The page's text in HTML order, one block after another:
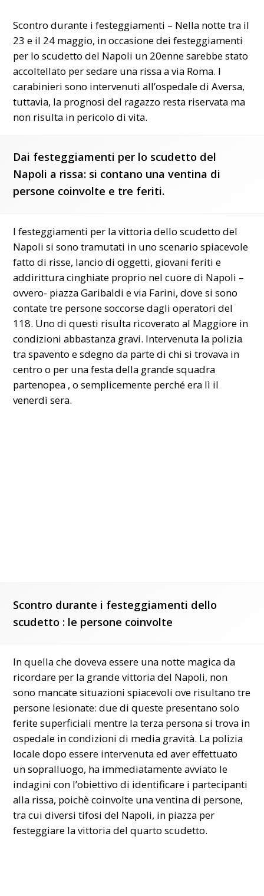
Scontro durante i festeggiamenti – Nella notte tra il
23 e il 24 maggio, in occasione dei festeggiamenti
per lo scudetto del Napoli un 20enne sarebbe stato
accoltellato per sedare una rissa a via Roma. I
carabinieri sono intervenuti all’ospedale di Aversa,
tuttavia, la prognosi del ragazzo resta riservata ma
non risulta in pericolo di vita.
Dai festeggiamenti per lo scudetto del
Napoli a rissa: si contano una ventina di
persone coinvolte e tre feriti.
I festeggiamenti per la vittoria dello scudetto del
Napoli si sono tramutati in uno scenario spiacevole
fatto di risse, lancio di oggetti, giovani feriti e
addirittura cinghiate proprio nel cuore di Napoli –
ovvero- piazza Garibaldi e via Farini, dove si sono
contate tre persone soccorse dagli operatori del
118. Uno di questi risulta ricoverato al Maggiore in
condizioni abbastanza gravi. Intervenuta la polizia
tra spavento e sdegno da parte di chi si trovava in
centro o per una festa della grande squadra
partenopea , o semplicemente perché era lì il
venerdì sera.
Scontro durante i festeggiamenti dello
scudetto : le persone coinvolte
In quella che doveva essere una notte magica da
ricordare per la grande vittoria del Napoli, non
sono mancate situazioni spiacevoli ove risultano tre
persone lesionate: due di queste presentano solo
ferite superficiali mentre la terza persona si trova in
ospedale in condizioni di media gravità. La polizia
locale dopo essere intervenuta ed aver effettuato
un sopralluogo, ha immediatamente avviato le
indagini con l’obiettivo di identificare i partecipanti
alla rissa, poichè coinvolte una ventina di persone,
tra cui diversi tifosi del Napoli, in piazza per
festeggiare la vittoria del quarto scudetto.